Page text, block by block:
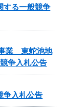
する一般競争
事業 東蛇池地
争入札公告
争入札公告